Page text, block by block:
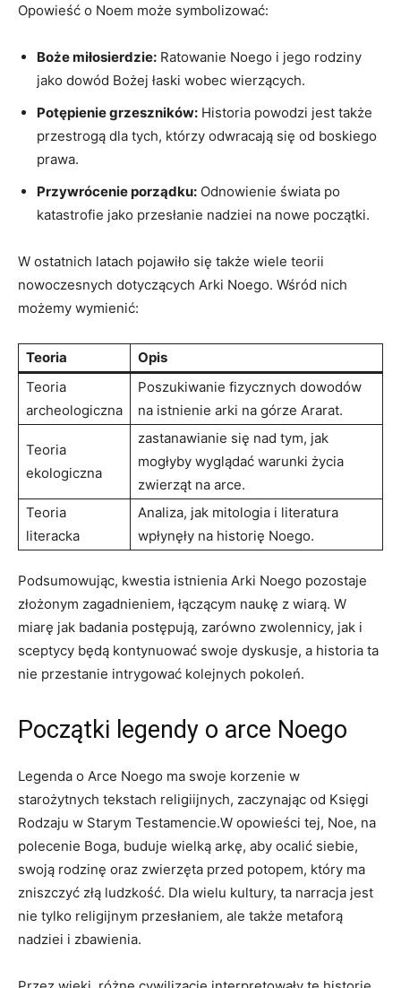
Opowieść ​o Noem może symbolizować:
Boże miłosierdzie: Ratowanie ⁢Noego ⁢i jego⁢ rodziny
jako dowód Bożej łaski ⁤wobec wierzących.
Potępienie ⁣grzeszników: Historia‍ powodzi jest także
przestrogą dla tych, ‌którzy‌ odwracają się⁢ od boskiego
prawa.
Przywrócenie porządku: ⁢Odnowienie świata ‍po​
katastrofie‌ jako przesłanie nadziei ⁤na nowe początki.
W ostatnich latach pojawiło się także wiele ⁤teorii
nowoczesnych dotyczących Arki⁢ Noego. Wśród nich
możemy wymienić:
Teoria
Opis
Teoria
archeologiczna
Poszukiwanie fizycznych dowodów
na istnienie arki na górze Ararat.
Teoria
ekologiczna
zastanawianie ‌się nad tym, jak‍
mogłyby wyglądać‍ warunki ⁣życia
zwierząt na ‍arce.
Teoria
literacka
Analiza, jak mitologia i ⁣literatura
wpłynęły na historię‌ Noego.
Podsumowując, kwestia⁢ istnienia Arki Noego pozostaje
‍złożonym zagadnieniem, łączącym naukę z wiarą. W⁢
miarę jak badania postępują, zarówno zwolennicy, jak i
sceptycy będą kontynuować swoje dyskusje, a‌ historia‌ ta
nie ​przestanie intrygować kolejnych pokoleń.
Początki legendy‌ o arce ​Noego
Legenda o Arce‍ Noego ‍ma swoje korzenie w
starożytnych tekstach⁢ religiijnych,⁤ zaczynając od‍ Księgi
Rodzaju w ⁣Starym Testamencie.W ‍opowieści⁤ tej, Noe, na
polecenie Boga, buduje wielką arkę, aby ocalić siebie,
⁣swoją rodzinę ⁤oraz zwierzęta przed potopem, który ma
zniszczyć złą ludzkość. Dla wielu kultury, ta⁢ narracja jest
nie tylko​ religijnym przesłaniem, ​ale także​ metaforą
nadziei​ i⁤ zbawienia.